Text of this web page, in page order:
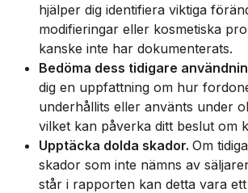
hjälper dig identifiera viktiga
modifieringar eller kosmetiska
kanske inte har dokumenterats.
Bedöma dess tidigare
dig en uppfattning om hur
underhållits eller använts under
vilket kan påverka ditt beslut om
Upptäcka dolda skador. Om
skador som inte nämns av
står i rapporten kan detta vara